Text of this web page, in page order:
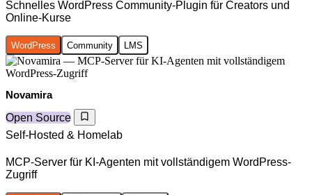
Schnelles WordPress Community-Plugin für Creators und
Online-Kurse
WordPress Community LMS
Novamira
Open Source
Self-Hosted & Homelab
MCP-Server für KI-Agenten mit vollständigem WordPress-
Zugriff